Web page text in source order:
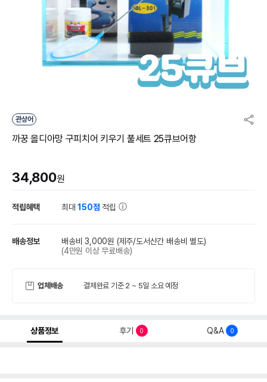
관상어
까꿍 올디아망 구피치어 키우기 풀세트 25큐브어항
34,800원
적립혜택 최대150점 적립
배송정보 배송비 3,000원 (제주/도서산간 배송비 별도)
(4만원 이상 무료배송)
업체배송 결제완료 기준 2 ~ 5일 소요 예정
상품정보 후기 0 Q&A 0